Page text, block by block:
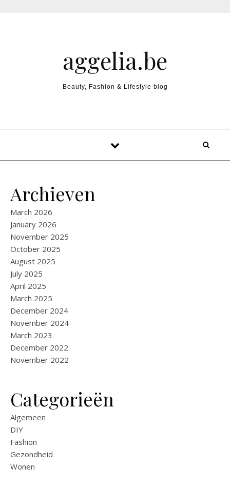
aggelia.be
Beauty, Fashion & Lifestyle blog
Archieven
March 2026
January 2026
November 2025
October 2025
August 2025
July 2025
April 2025
March 2025
December 2024
November 2024
March 2023
December 2022
November 2022
Categorieën
Algemeen
DIY
Fashion
Gezondheid
Wonen